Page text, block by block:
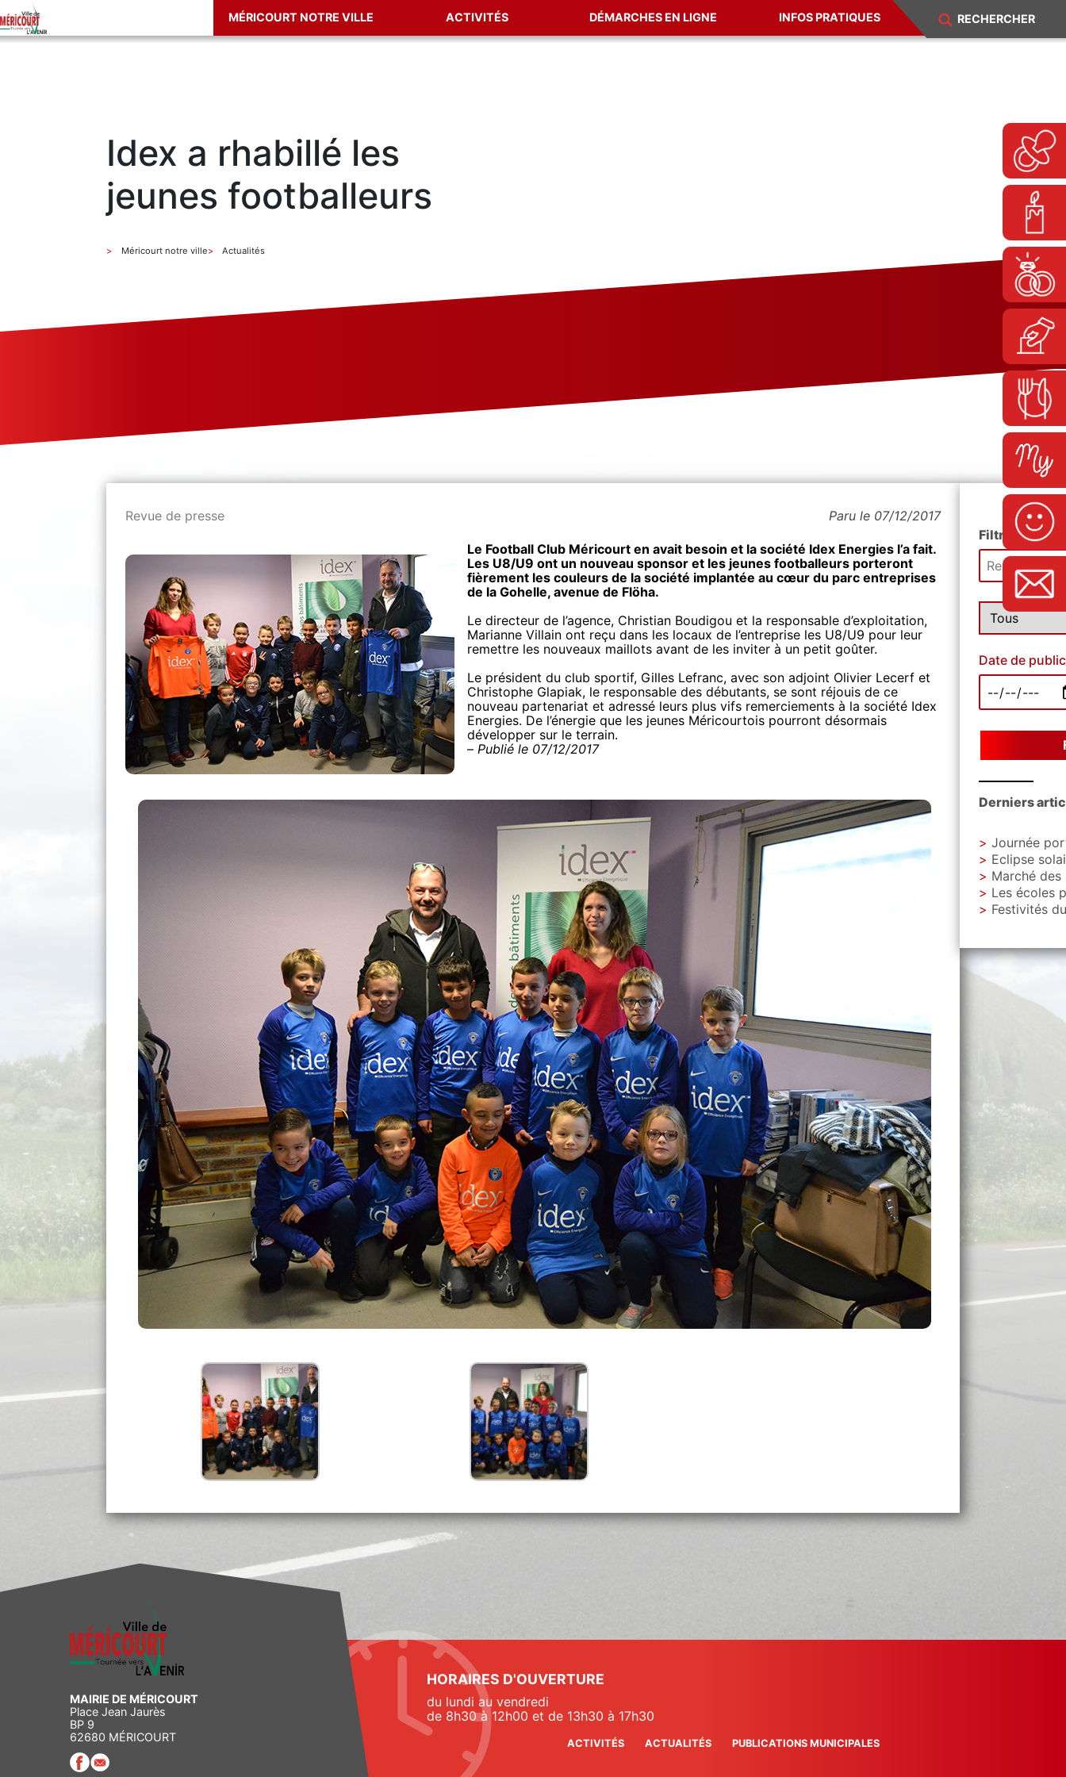
MÉRICOURT NOTRE VILLE ACTIVITÉS DÉMARCHES EN LIGNE INFOS PRATIQUES
Idex a rhabillé les
jeunes footballeurs
Méricourt notre ville Actualités
Revue de presse Paru le 07/12/2017
Le Football Club Méricourt en avait besoin et la société Idex Energies l’a fait.
Les U8/U9 ont un nouveau sponsor et les jeunes footballeurs porteront
fièrement les couleurs de la société implantée au cœur du parc entreprises
de la Gohelle, avenue de Flöha.
Le directeur de l’agence, Christian Boudigou et la responsable d’exploitation,
Marianne Villain ont reçu dans les locaux de l’entreprise les U8/U9 pour leur
remettre les nouveaux maillots avant de les inviter à un petit goûter.
Le président du club sportif, Gilles Lefranc, avec son adjoint Olivier Lecerf et
Christophe Glapiak, le responsable des débutants, se sont réjouis de ce
nouveau partenariat et adressé leurs plus vifs remerciements à la société Idex
Energies. De l’énergie que les jeunes Méricourtois pourront désormais
développer sur le terrain.
–Publié le 07/12/2017
Filtrer les
Date de
Derniers
Journée portes
Eclipse solaire –
Marché des Créateurs et
Les écoles
Festivités
HORAIRES D'OUVERTURE
du lundi au vendredi
de 8h30 à 12h00 et de 13h30 à 17h30
ACTIVITÉS ACTUALITÉS PUBLICATIONS MUNICIPALES
MAIRIE DE MÉRICOURT
Place Jean Jaurès
BP 9
62680 MÉRICOURT